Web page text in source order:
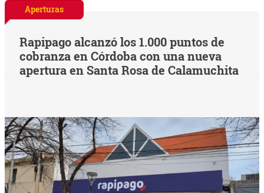
Aperturas
Rapipago alcanzó los 1.000 puntos de
cobranza en Córdoba con una nueva
apertura en Santa Rosa de Calamuchita